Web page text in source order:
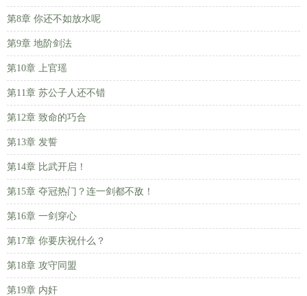
第8章 你还不如放水呢
第9章 地阶剑法
第10章 上官瑶
第11章 苏公子人还不错
第12章 致命的巧合
第13章 发誓
第14章 比武开启！
第15章 夺冠热门？连一剑都不敌！
第16章 一剑穿心
第17章 你要庆祝什么？
第18章 攻守同盟
第19章 内奸